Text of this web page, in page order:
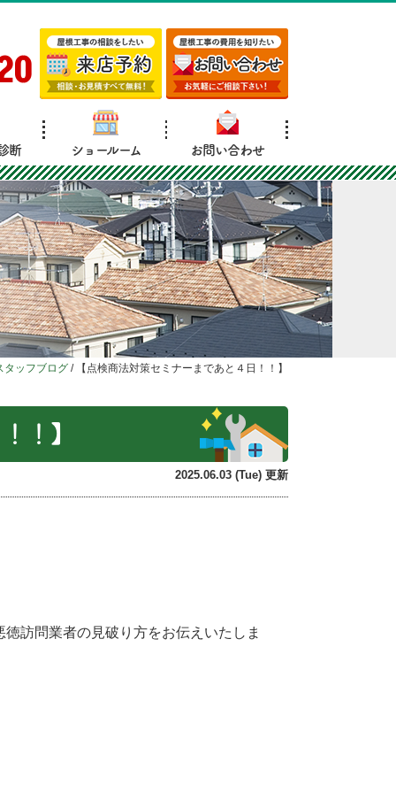
断 ショールーム お問い合わせ
タッフブログ / 【点検商法対策セミナーまであと４日！！】
！】
2025.06.03 (Tue) 更新
訪問業者の見破り方をお伝えいたしま